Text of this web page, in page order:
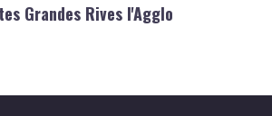
Grandes Rives l'Agglo